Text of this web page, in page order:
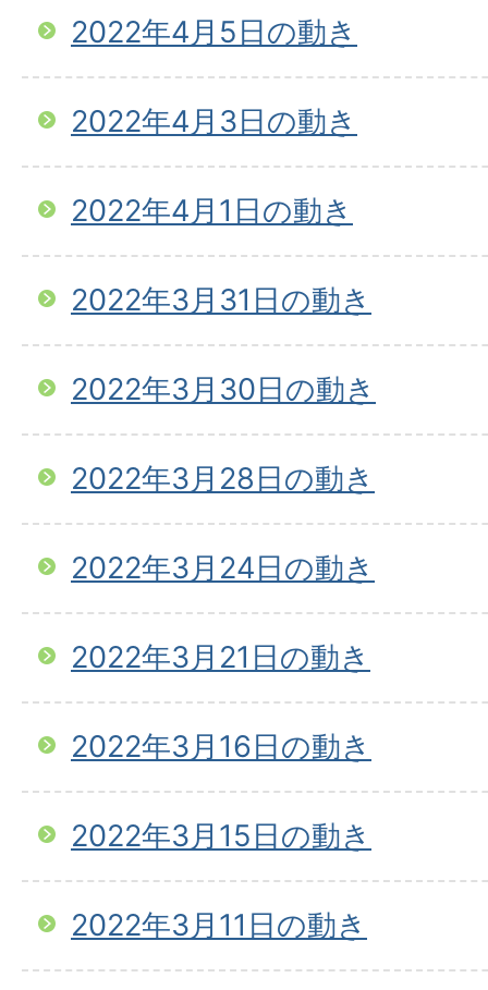
2022年4月5日の動き
2022年4月3日の動き
2022年4月1日の動き
2022年3月31日の動き
2022年3月30日の動き
2022年3月28日の動き
2022年3月24日の動き
2022年3月21日の動き
2022年3月16日の動き
2022年3月15日の動き
2022年3月11日の動き